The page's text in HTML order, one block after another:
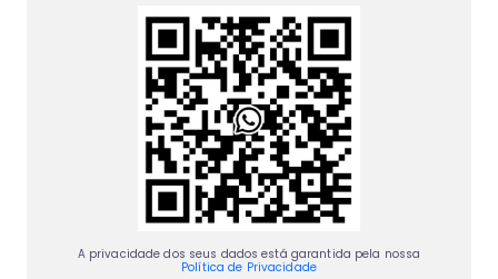
A privacidade dos seus dados está garantida pela nossa
Política de Privacidade